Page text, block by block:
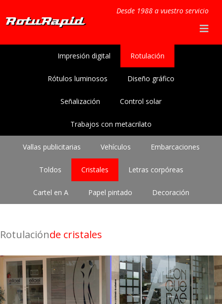
Desde 1988 a vuestro servicio
Impresión digital Rotulación
Rótulos luminosos Diseño gráfico
Señalización Control solar
Trabajos con metacrilato
Vallas publicitarias Vehículos Embarcaciones
Toldos Cristales Letras corpóreas
Cartel en A Papel pintado Decoración
Rotulaciónde cristales